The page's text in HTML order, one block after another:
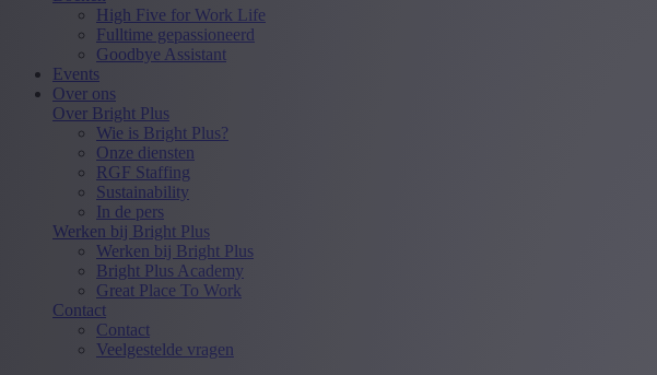
High Five for Work Life
Fulltime gepassioneerd
Goodbye Assistant
Events
Over ons
Over Bright Plus
Wie is Bright Plus?
Onze diensten
RGF Staffing
Sustainability
In de pers
Werken bij Bright Plus
Werken bij Bright Plus
Bright Plus Academy
Great Place To Work
Contact
Contact
Veelgestelde vragen